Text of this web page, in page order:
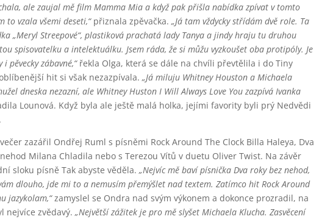
ale zaujal mě film Mamma Mia a když pak přišla nabídka zpívat v tomto
to vzala všemi deseti,“přiznala zpěvačka. „Já tam vždycky střídám dvě role. Ta
„Meryl Streepové“, plastiková prachatá lady Tanya a jindy hraju tu druhou
spisovatelku a intelektuálku. Jsem ráda, že si můžu vyzkoušet oba protipóly. Je
pěvecky zábavné,“řekla Olga, která se dále na chvíli převtělila i do Tiny
hit si však nezazpívala. „Já miluju Whitney Houston a Michaela
dneska nezazní, ale Whitney Huston I Will Always Love You zazpívá Ivanka
Lounová. Když byla ale ještě malá holka, jejími favority byli prý Nedvědi
zazářil Ondřej Ruml s písněmi Rock Around The Clock Billa Haleya, Dva
Milana Chladila nebo s Terezou Vítů v duetu Oliver Twist. Na závěr
sloku písně Tak abyste věděla. „Nejvíc mě baví písnička Dva roky bez nehod,
dlouho, jde mi to a nemusím přemýšlet nad textem. Zatímco hit Rock Around
jazykolam,“zamyslel se Ondra nad svým výkonem a dokonce prozradil, na
nejvíce zvědavý. „Největší zážitek je pro mě slyšet Michaela Klucha. Zasvěcení